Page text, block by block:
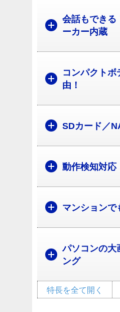
会話もできる
ーカー内蔵
コンパクトボ
由！
SDカード／
動作検知対応
マンションで
パソコンの大
ング
特長を全て開く